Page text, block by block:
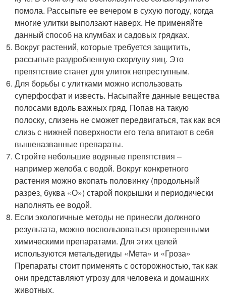
помола. Рассыпьте ее вечером в сухую погоду, когда
многие улитки выползают наверх. Не применяйте
данный способ на клумбах и садовых грядках.
Вокруг растений, которые требуется защитить,
рассыпьте раздробленную скорлупу яиц. Это
препятствие станет для улиток непреступным.
Для борьбы с улитками можно использовать
суперфосфат и известь. Насыпайте данные вещества
полосами вдоль важных гряд. Попав на такую
полоску, слизень не сможет передвигаться, так как вся
слизь с нижней поверхности его тела впитают в себя
вышеназванные препараты.
Стройте небольшие водяные препятствия –
например желоба с водой. Вокруг конкретного
растения можно вкопать половинку (продольный
разрез, буква «О») старой покрышки и периодически
наполнять ее водой.
Если экологичные методы не принесли должного
результата, можно воспользоваться проверенными
химическими препаратами. Для этих целей
используются метальдегиды «Мета» и «Гроза»
Препараты стоит применять с осторожностью, так как
они представляют угрозу для человека и домашних
животных.